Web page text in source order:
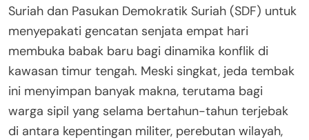
Suriah dan Pasukan Demokratik Suriah (SDF) untuk
menyepakati gencatan senjata empat hari
membuka babak baru bagi dinamika konflik di
kawasan timur tengah. Meski singkat, jeda tembak
ini menyimpan banyak makna, terutama bagi
warga sipil yang selama bertahun-tahun terjebak
di antara kepentingan militer, perebutan wilayah,